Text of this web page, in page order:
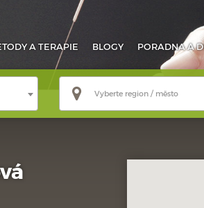
A TERAPIE BLOGY PORADNAA
Vyberte region / město